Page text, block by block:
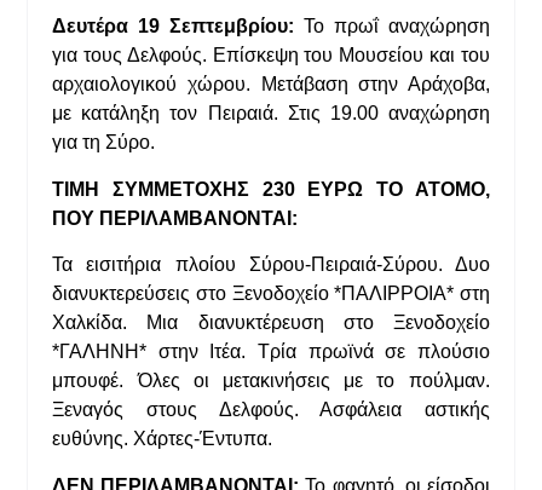
Δευτέρα 19 Σεπτεμβρίου: Το πρωΐ αναχώρηση
για τους Δελφούς. Επίσκεψη του Μουσείου και του
αρχαιολογικού χώρου. Μετάβαση στην Αράχοβα,
με κατάληξη τον Πειραιά. Στις 19.00 αναχώρηση
για τη Σύρο.
ΤΙΜΗ ΣΥΜΜΕΤΟΧΗΣ 230 ΕΥΡΩ ΤΟ ΑΤΟΜΟ,
ΠΟΥ ΠΕΡΙΛΑΜΒΑΝΟΝΤΑΙ:
Τα εισιτήρια πλοίου Σύρου-Πειραιά-Σύρου. Δυο
διανυκτερεύσεις στο Ξενοδοχείο *ΠΑΛΙΡΡΟΙΑ* στη
Χαλκίδα. Μια διανυκτέρευση στο Ξενοδοχείο
*ΓΑΛΗΝΗ* στην Ιτέα. Τρία πρωϊνά σε πλούσιο
μπουφέ. Όλες οι μετακινήσεις με το πούλμαν.
Ξεναγός στους Δελφούς. Ασφάλεια αστικής
ευθύνης. Χάρτες-Έντυπα.
ΔΕΝ ΠΕΡΙΛΑΜΒΑΝΟΝΤΑΙ: Το φαγητό, οι είσοδοι